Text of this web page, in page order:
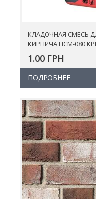
КЛАДОЧНАЯ СМЕСЬ
КИРПИЧА ПСМ-080
1.00 ГРН
ПОДРОБНЕЕ